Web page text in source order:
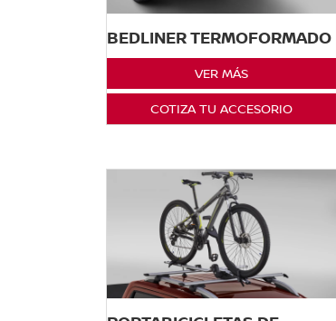
BEDLINER TERMOFORMADO
VER MÁS
COTIZA TU ACCESORIO